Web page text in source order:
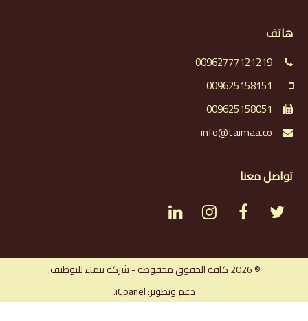
هاتف
00962777121219
009625158151
009625158051
info@taimaa.co
تواصل معنا
t
c
e
I
s
t
L
n
k
© 2026 كافة الحقوق محفوظة - شركة تيماء للتوظيف.
دعم وتطوير: iCpanel.